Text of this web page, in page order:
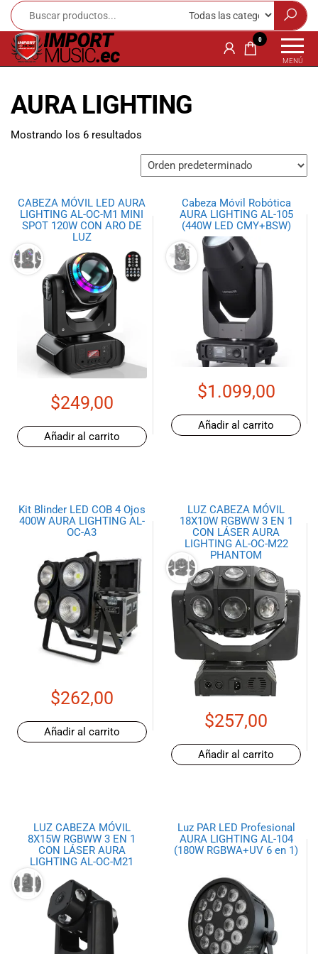
Music
Ecuador!
tienda
especializada
en
musicales,
equipo de
iluminación
para músicos y
amantes de la
música.
Ofrecemos una
de productos
de las mejores
desde
guitarras, bajos
amplificadores,
mezcladores y
una selección
de
instrumentos
teclados y
accesorios
para satisfacer
todas las
necesidades
musicales.
Nuestro equipo
de expertos en
música está
ayudarte a
encontrar el
instrumento o
mejor servicio
al cliente
posible.
competitivos y
promociones
MENÚ
0
AURA LIGHTING
Mostrando los 6 resultados
CABEZA MÓVIL LED AURA
LIGHTING AL-OC-M1 MINI
SPOT 120W CON ARO DE
LUZ
$249,00
Añadir al carrito
Cabeza Móvil Robótica
AURA LIGHTING AL-105
(440W LED CMY+BSW)
$1.099,00
Añadir al carrito
Kit Blinder LED COB 4 Ojos
400W AURA LIGHTING AL-
OC-A3
$262,00
Añadir al carrito
LUZ CABEZA MÓVIL
18X10W RGBWW 3 EN 1
CON LÁSER AURA
LIGHTING AL-OC-M22
PHANTOM
$257,00
Añadir al carrito
LUZ CABEZA MÓVIL
8X15W RGBWW 3 EN 1
CON LÁSER AURA
LIGHTING AL-OC-M21
Luz PAR LED Profesional
AURA LIGHTING AL-104
(180W RGBWA+UV 6 en 1)